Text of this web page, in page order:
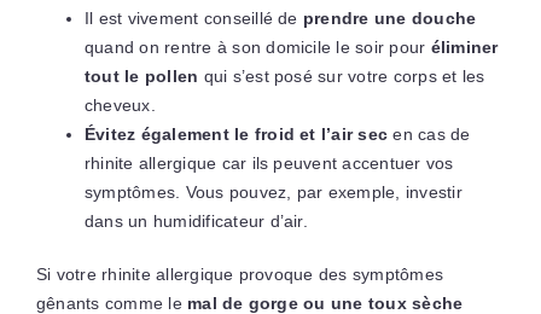
Il est vivement conseillé de prendre une douche
quand on rentre à son domicile le soir pour éliminer
tout le pollen qui s’est posé sur votre corps et les
cheveux.
Évitez également le froid et l’air sec en cas de
rhinite allergique car ils peuvent accentuer vos
symptômes. Vous pouvez, par exemple, investir
dans un humidificateur d’air.
Si votre rhinite allergique provoque des symptômes
gênants comme le mal de gorge ou une toux sèche